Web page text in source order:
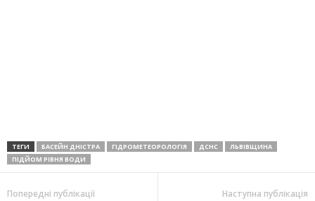
ТЕГИ БАСЕЙН ДНІСТРА ГІДРОМЕТЕОРОЛОГІЯ ДСНС
ЛЬВІВЩИНА
ПІДЙОМ РІВНЯ ВОДИ
Попередні публікації Наступна публікація